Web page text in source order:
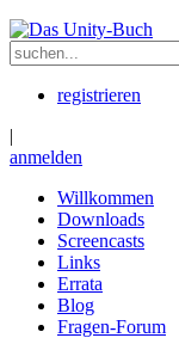
registrieren
|
anmelden
Willkommen
Downloads
Screencasts
Links
Errata
Blog
Fragen-Forum